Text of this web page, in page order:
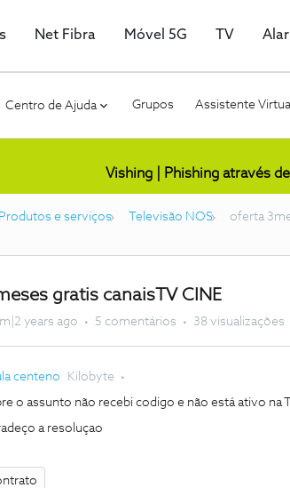
Net Fibra Móvel 5G TV
Centro de Ajuda Grupos Assistente
Vishing | Phishing através
Produtos e serviços Televisão NOS oferta
gratis canaisTV CINE
years ago 5 comentários 38 visualizações
centeno Kilobyte
o assunto não recebi codigo e não está ativo na
a resoluçao